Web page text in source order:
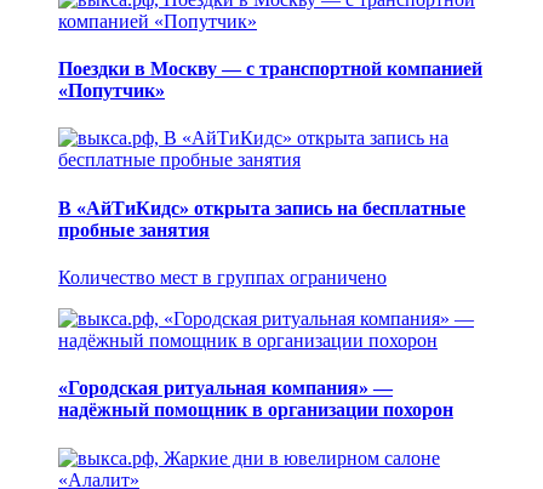
Поездки в Москву — с транспортной компанией
«Попутчик»
В «АйТиКидс» открыта запись на бесплатные
пробные занятия
Количество мест в группах ограничено
«Городская ритуальная компания» —
надёжный помощник в организации похорон